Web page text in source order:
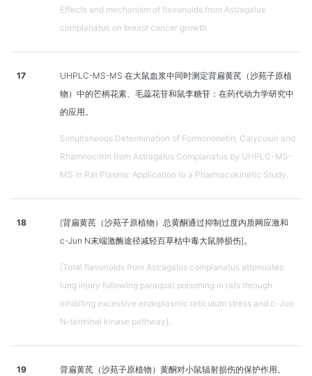
Effects and mechanism of flavonoids from Astragalus
complanatus on breast cancer growth.
17
UHPLC-MS-MS 在大鼠血浆中同时测定背扁黄芪（沙苑子原植
物）中的芒柄花素、毛蕊花苷和鼠李糖苷：在药代动力学研究中
的应用。
Simultaneous Determination of Formononetin, Calycosin and
Rhamnocitrin from Astragalus Complanatus by UHPLC-MS-
MS in Rat Plasma: Application to a Pharmacokinetic Study.
18
[背扁黄芪（沙苑子原植物）总黄酮通过抑制过度内质网应激和
c-Jun N末端激酶途径减轻百草枯中毒大鼠肺损伤]。
[Total flavonoids from Astragalus complanatus attenuates
lung injury following paraquat poisoning in rats through
inhibiting excessive endoplasmic reticulum stress and c-Jun
N-terminal kinase pathway].
19 背扁黄芪（沙苑子原植物）黄酮对小鼠辐射损伤的保护作用。